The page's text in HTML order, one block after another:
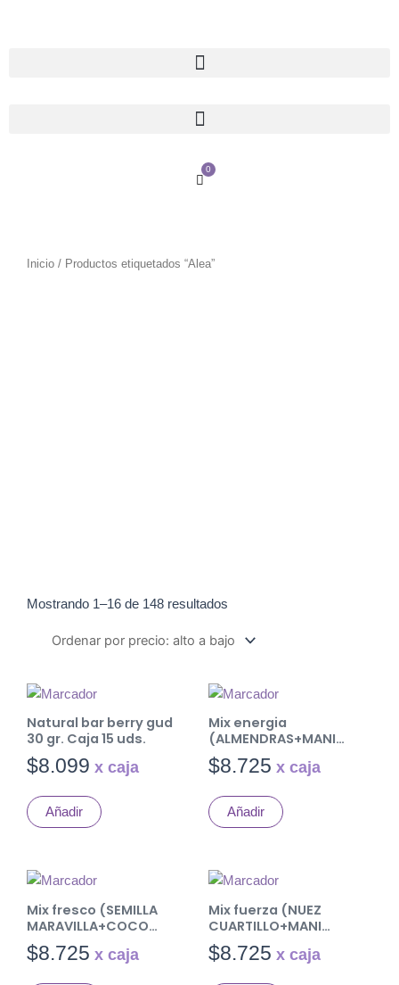
0
Cart
Inicio / Productos etiquetados “Alea”
Mostrando 1–16 de 148 resultados
a
Natural bar berry gud
30 gr. Caja 15 uds.
$8.099
Añadir
Mix energia
(ALMENDRAS+MANI
TOSTADO SIN SAL+ PASA
MORENA) 80 gr. Caja 12
$8.725
Añadir
Mix fresco (SEMILLA
MARAVILLA+COCO
LAMINAS+PASA RUBIA)
80 gr. Caja 12 uds.
$8.725
Mix fuerza (NUEZ
CUARTILLO+MANI
TOSTADO SIN SAL+ PASA
MORENA) 80 gr. Caja 12
$8.725